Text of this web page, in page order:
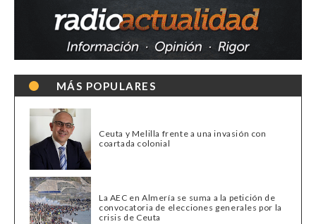
MÁS POPULARES
Ceuta y Melilla frente a una invasión con
coartada colonial
La AEC en Almería se suma a la petición de
convocatoria de elecciones generales por la
crisis de Ceuta